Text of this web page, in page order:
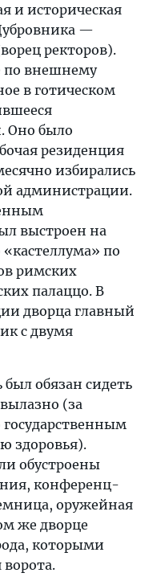
и историческая
—
ректоров).
по внешнему
в готическом
Оно было
резиденция
избирались
администрации.
выстроен на
по
римских
палаццо. В
дворца главный
с двумя
обязан сидеть
(за
здоровья).
обустроены
конференц-
оружейная
же дворце
которыми